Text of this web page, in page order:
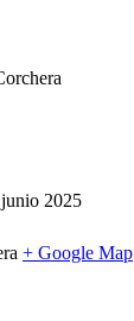
2025
+ Google Map